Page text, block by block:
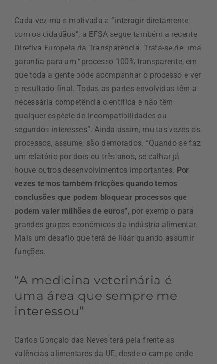
Cada vez mais motivada a “interagir diretamente
com os cidadãos”, a EFSA segue também a recente
Diretiva Europeia da Transparência. Trata-se de uma
garantia para um “processo 100% transparente, em
que toda a gente pode acompanhar o processo e ver
o resultado final. Todas as partes envolvidas têm a
necessária competência científica e não têm
qualquer espécie de incompatibilidades ou
segundos interesses”. Ainda assim, muitas vezes os
processos, assume, são demorados. “Quando se faz
um relatório por dois ou três anos, se calhar já
houve outros desenvolvimentos importantes. Por
vezes temos também fricções quando temos
conclusões que podem bloquear processos que
podem valer milhões de euros”, por exemplo para
grandes grupos económicos da indústria alimentar.
Mais um desafio que terá de lidar quando assumir
funções.
“A medicina veterinária é
uma área que sempre me
interessou”
Carlos Gonçalo das Neves terá pela frente as
valências alimentares da UE, desde o campo onde